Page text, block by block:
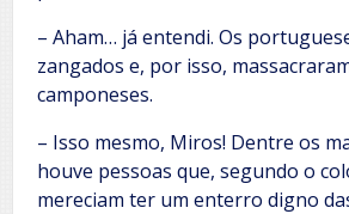
– Aham… já entendi. Os
zangados e, por isso,
camponeses.
– Isso mesmo, Miros! Dentre os
houve pessoas que, segundo o
mereciam ter um enterro digno